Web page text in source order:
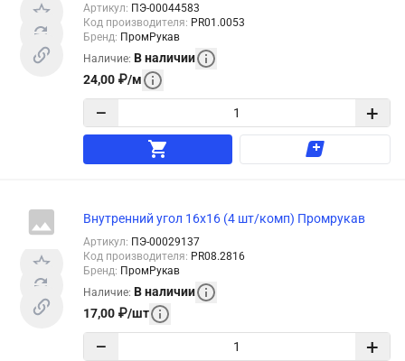
Артикул: ПЭ-00044583
Код производителя: PR01.0053
Бренд: ПромРукав
Наличие: В наличии
24,00 ₽/м
− +
Внутренний угол 16х16 (4 шт/комп) Промрукав
Артикул: ПЭ-00029137
Код производителя: PR08.2816
Бренд: ПромРукав
Наличие: В наличии
17,00 ₽/шт
− +